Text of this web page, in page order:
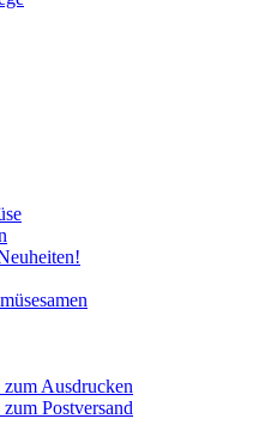
Ausdrucken
Postversand